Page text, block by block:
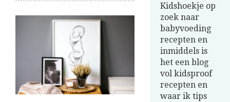
Kidshoekje op
zoek naar
babyvoeding
recepten en
inmiddels is
het een blog
vol kidsproof
recepten en
waar ik tips